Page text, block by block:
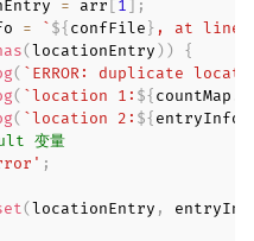
= arr [1] ;
= `${ confFile } , at line:
(locationEntry ) )
{
( `ERROR: duplicate
( `location 1: ${ countMap
( `location 2: ${ entryInfo
变量
;
(locationEntry ,